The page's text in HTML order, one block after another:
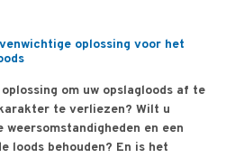
oplossing voor het
om uw opslagloods af te
te verliezen? Wilt u
en een
loods behouden? En is het